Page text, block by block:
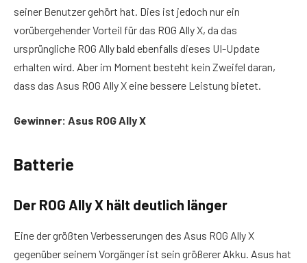
seiner Benutzer gehört hat. Dies ist jedoch nur ein
vorübergehender Vorteil für das ROG Ally X, da das
ursprüngliche ROG Ally bald ebenfalls dieses UI-Update
erhalten wird. Aber im Moment besteht kein Zweifel daran,
dass das Asus ROG Ally X eine bessere Leistung bietet.
Gewinner: Asus ROG Ally X
Batterie
Der ROG Ally X hält deutlich länger
Eine der größten Verbesserungen des Asus ROG Ally X
gegenüber seinem Vorgänger ist sein größerer Akku. Asus hat